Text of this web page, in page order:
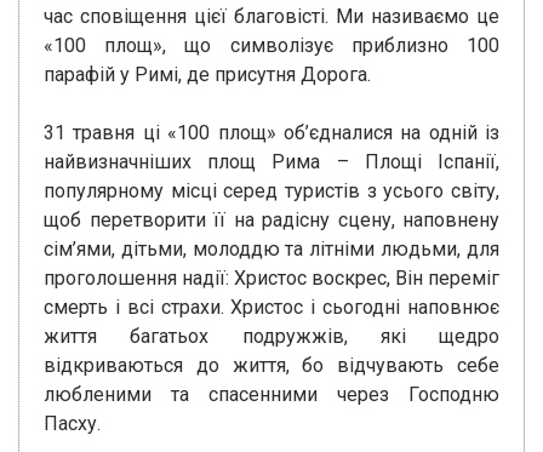
час сповіщення цієї благовісті. Ми називаємо це
«100 площ», що символізує приблизно 100
парафій у Римі, де присутня Дорога.
31 травня ці «100 площ» об’єдналися на одній із
найвизначніших площ Рима – Площі Іспанії,
популярному місці серед туристів з усього світу,
щоб перетворити її на радісну сцену, наповнену
сім’ями, дітьми, молоддю та літніми людьми, для
проголошення надії: Христос воскрес, Він переміг
смерть і всі страхи. Христос і сьогодні наповнює
життя багатьох подружжів, які щедро
відкриваються до життя, бо відчувають себе
любленими та спасенними через Господню
Пасху.